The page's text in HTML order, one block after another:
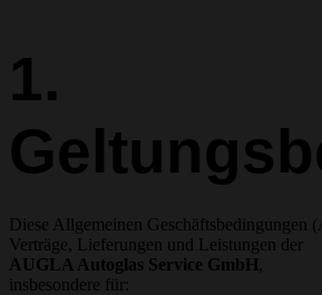
1.
Diese Allgemeinen Geschäftsbedingungen
Verträge, Lieferungen und Leistungen der
AUGLA Autoglas Service GmbH,
insbesondere für: